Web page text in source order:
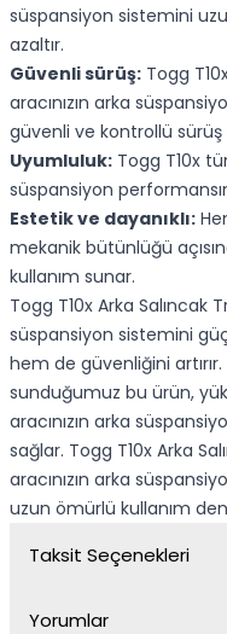
süspansiyon sistemini
azaltır.
Güvenli sürüş: Togg
aracınızın arka
güvenli ve kontrollü sürüş
Uyumluluk: Togg T10x
süspansiyon
Estetik ve dayanıklı:
mekanik bütünlüğü
kullanım sunar.
Togg T10x Arka Salıncak
süspansiyon sistemini
hem de güvenliğini
sunduğumuz bu ürün,
aracınızın arka
sağlar. Togg T10x Arka
aracınızın arka
uzun ömürlü kullanım
Taksit Seçenekleri
Yorumlar